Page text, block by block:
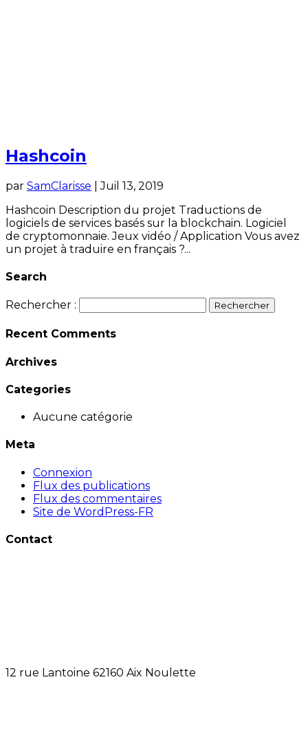
Hashcoin
par SamClarisse |Juil 13, 2019
Hashcoin Description du projet Traductions de
logiciels de services basés sur la blockchain. Logiciel
de cryptomonnaie. Jeux vidéo / Application Vous avez
un projet à traduire en français ?...
Search
Rechercher :
Recent Comments
Archives
Categories
Aucune catégorie
Meta
Connexion
Flux des publications
Flux des commentaires
Site de WordPress-FR
Contact
12 rue Lantoine 62160 Aix Noulette